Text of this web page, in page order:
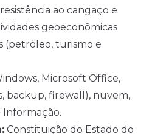
ao cangaço e
geoeconômicas
(petróleo, turismo e
Microsoft Office,
backup, firewall), nuvem,
Informação.
Constituição do Estado do